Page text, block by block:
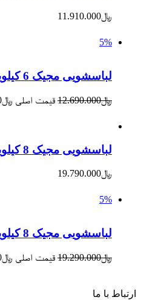
﷼11.910.000
5%
لباسشویی مجیک 6 کیلویی مدل WM601000 – سیلور
﷼12.690.000 قیمت اصلی ﷼12.690.000 بود.
لباسشویی مجیک 8 کیلویی مدل WM801400INV – سیلور
﷼19.790.000
5%
لباسشویی مجیک 8 کیلویی مدل WM801400INV – سفید
﷼19.290.000 قیمت اصلی ﷼19.290.000 بود.
ارتباط با ما